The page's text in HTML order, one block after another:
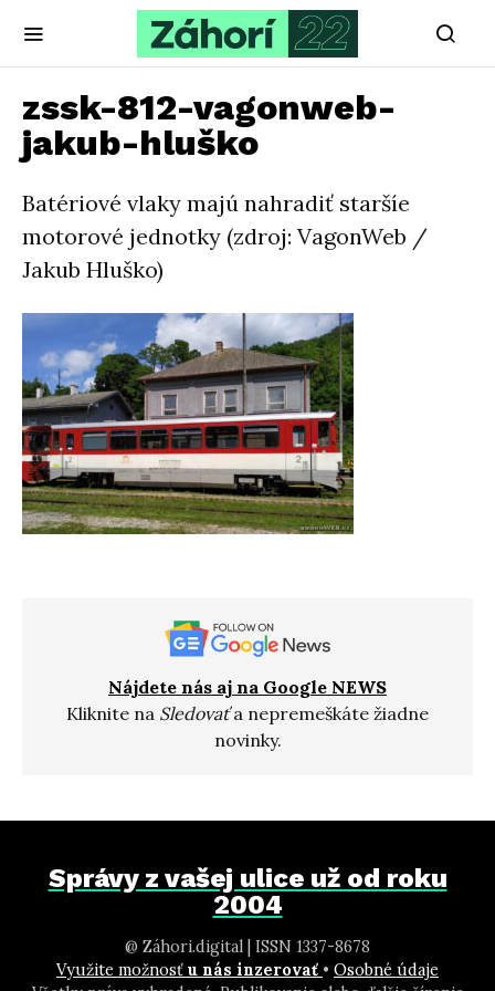
zssk-812-vagonweb-
jakub-hluško
Batériové vlaky majú nahradiť staršíe
motorové jednotky (zdroj: VagonWeb /
Jakub Hluško)
Nájdete nás aj na Google NEWS
Kliknite na Sledovaťa nepremeškáte žiadne
novinky.
Správy z vašej ulice už od roku
2004
@ Záhori.digital | ISSN 1337-8678
Využite možnosť u nás inzerovať • Osobné údaje